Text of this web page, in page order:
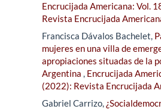
Encrucijada Americana: Vol.
Revista Encrucijada
Francisca Dávalos Bachelet,
mujeres en una villa de
apropiaciones situadas de la
Argentina , Encrucijada
(2022): Revista Encrucijada
Gabriel Carrizo,